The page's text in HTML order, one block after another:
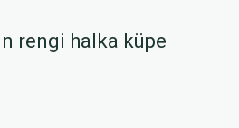
rengi halka küpe